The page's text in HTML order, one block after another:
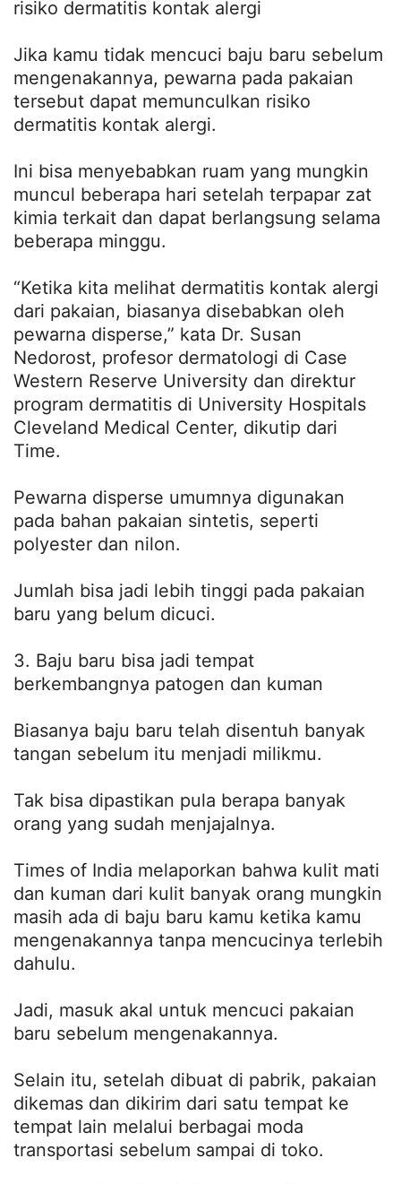
risiko dermatitis kontak alergi
Jika kamu tidak mencuci baju baru sebelum
mengenakannya, pewarna pada pakaian
tersebut dapat memunculkan risiko
dermatitis kontak alergi.
Ini bisa menyebabkan ruam yang mungkin
muncul beberapa hari setelah terpapar zat
kimia terkait dan dapat berlangsung selama
beberapa minggu.
“Ketika kita melihat dermatitis kontak alergi
dari pakaian, biasanya disebabkan oleh
pewarna disperse,” kata Dr. Susan
Nedorost, profesor dermatologi di Case
Western Reserve University dan direktur
program dermatitis di University Hospitals
Cleveland Medical Center, dikutip dari
Time.
Pewarna disperse umumnya digunakan
pada bahan pakaian sintetis, seperti
polyester dan nilon.
Jumlah bisa jadi lebih tinggi pada pakaian
baru yang belum dicuci.
3. Baju baru bisa jadi tempat
berkembangnya patogen dan kuman
Biasanya baju baru telah disentuh banyak
tangan sebelum itu menjadi milikmu.
Tak bisa dipastikan pula berapa banyak
orang yang sudah menjajalnya.
Times of India melaporkan bahwa kulit mati
dan kuman dari kulit banyak orang mungkin
masih ada di baju baru kamu ketika kamu
mengenakannya tanpa mencucinya terlebih
dahulu.
Jadi, masuk akal untuk mencuci pakaian
baru sebelum mengenakannya.
Selain itu, setelah dibuat di pabrik, pakaian
dikemas dan dikirim dari satu tempat ke
tempat lain melalui berbagai moda
transportasi sebelum sampai di toko.